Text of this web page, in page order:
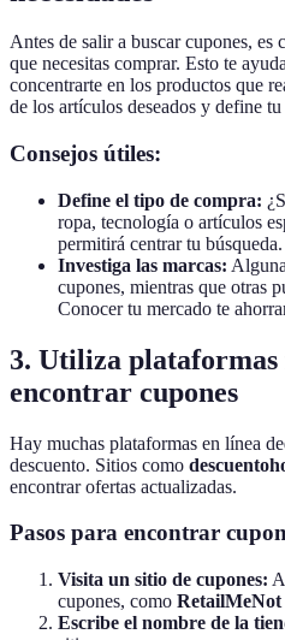
Antes de salir a buscar cupones, es
que necesitas comprar. Esto te
concentrarte en los productos que
de los artículos deseados y define tu
Consejos útiles:
Define el tipo de compra:
ropa, tecnología o artículos
permitirá centrar tu búsqueda.
Investiga las marcas:
cupones, mientras que otras
Conocer tu mercado te
3. Utiliza plataformas
encontrar cupones
Hay muchas plataformas en línea
descuento. Sitios como
encontrar ofertas actualizadas.
Pasos para encontrar
Visita un sitio de cupones:
cupones, como RetailMeNot
Escribe el nombre de la